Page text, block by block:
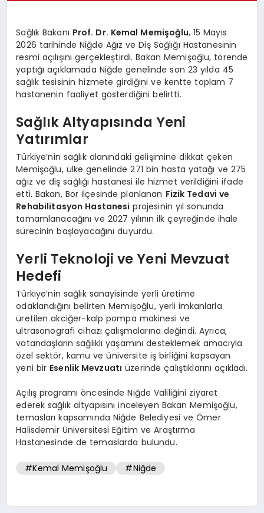
Sağlık Bakanı Prof. Dr. Kemal Memişoğlu, 15 Mayıs
2026 tarihinde Niğde Ağız ve Diş Sağlığı Hastanesinin
resmi açılışını gerçekleştirdi. Bakan Memişoğlu, törende
yaptığı açıklamada Niğde genelinde son 23 yılda 45
sağlık tesisinin hizmete girdiğini ve kentte toplam 7
hastanenin faaliyet gösterdiğini belirtti.
Sağlık Altyapısında Yeni
Yatırımlar
Türkiye’nin sağlık alanındaki gelişimine dikkat çeken
Memişoğlu, ülke genelinde 271 bin hasta yatağı ve 275
ağız ve diş sağlığı hastanesi ile hizmet verildiğini ifade
etti. Bakan, Bor ilçesinde planlanan Fizik Tedavi ve
Rehabilitasyon Hastanesi projesinin yıl sonunda
tamamlanacağını ve 2027 yılının ilk çeyreğinde ihale
sürecinin başlayacağını duyurdu.
Yerli Teknoloji ve Yeni Mevzuat
Hedefi
Türkiye’nin sağlık sanayisinde yerli üretime
odaklandığını belirten Memişoğlu, yerli imkanlarla
üretilen akciğer-kalp pompa makinesi ve
ultrasonografi cihazı çalışmalarına değindi. Ayrıca,
vatandaşların sağlıklı yaşamını desteklemek amacıyla
özel sektör, kamu ve üniversite iş birliğini kapsayan
yeni bir Esenlik Mevzuatı üzerinde çalıştıklarını açıkladı.
Açılış programı öncesinde Niğde Valiliğini ziyaret
ederek sağlık altyapısını inceleyen Bakan Memişoğlu,
temasları kapsamında Niğde Belediyesi ve Ömer
Halisdemir Üniversitesi Eğitim ve Araştırma
Hastanesinde de temaslarda bulundu.
#Kemal Memişoğlu #Niğde